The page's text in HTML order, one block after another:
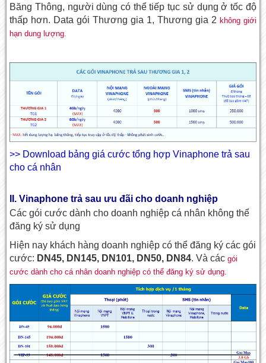
Băng Thông, người dùng có thể tiếp tục sử dụng ở tốc độ
thấp hơn. Data gói Thương gia 1, Thương gia 2 không giới
hạn dung lượng.
>> Download bảng giá cước tổng hợp Vinaphone trả sau
cho cá nhân
II. Vinaphone trả sau ưu đãi cho doanh nghiệp
Các gói cước dành cho doanh nghiệp cá nhân không thể
đăng ký sử dụng
Hiện nay khách hàng doanh nghiệp có thể đăng ký các gói
cước: DN45, DN145, DN101, DN50, DN84. Và cácgói
cước dành cho cá nhân doanh nghiệp có thể đăng ký sử dụng.